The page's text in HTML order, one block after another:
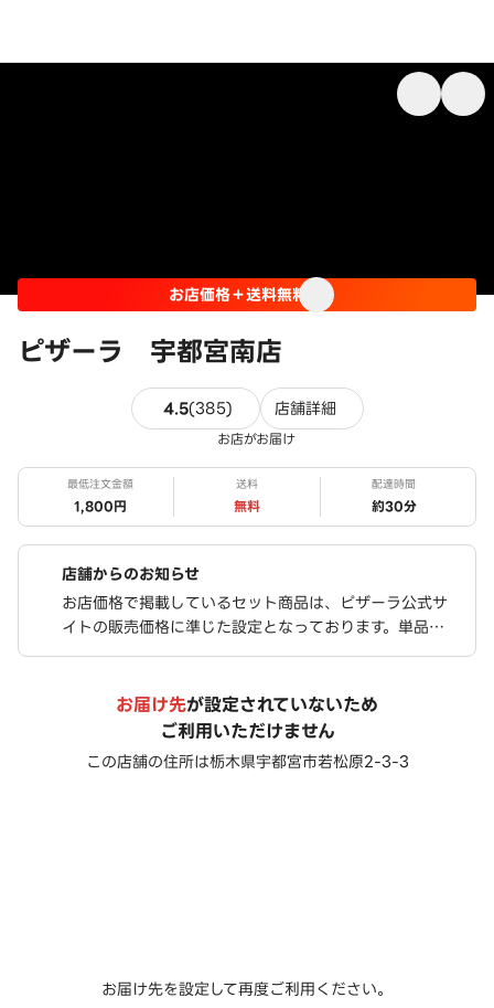
ピザーラ 宇都宮南店
お店価格＋送料無料
4.5(385)385件のレビュー
店舗詳細
お店がお届け
最低注文金額
1,800円
送料
無料
配達時間
約30分
店舗からのお知らせ
お店価格で掲載しているセット商品は、ピザーラ公式サ
イトの販売価格に準じた設定となっております。単品を
個別に注文されるよりも、お得な価格でご購入いただけ
お届け先が設定されていないため
ご利用いただけません
この店舗の住所は栃木県宇都宮市若松原2-3-3
お届け先を設定して再度ご利用ください。